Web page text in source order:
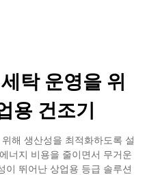
탁 운영을 위
용 건조기
해 생산성을 최적화하도록 설
너지 비용을 줄이면서 무거운
이 뛰어난 상업용 등급 솔루션